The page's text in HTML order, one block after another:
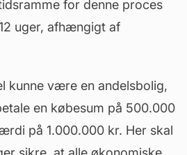
for denne proces
uger, afhængigt af
kunne være en andelsbolig,
en købesum på 500.000
på 1.000.000 kr. Her skal